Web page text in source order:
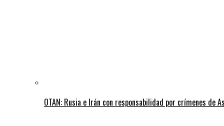
OTAN: Rusia e Irán con responsabilidad por crímenes de